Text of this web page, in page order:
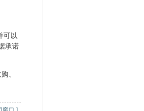
可以
承诺
、